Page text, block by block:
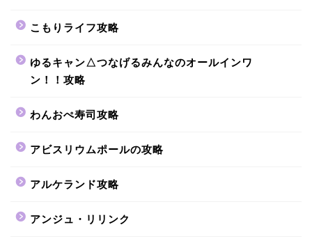
こもりライフ攻略
ゆるキャン△つなげるみんなのオールインワ
ン！！攻略
わんおぺ寿司攻略
アビスリウムポールの攻略
アルケランド攻略
アンジュ・リリンク